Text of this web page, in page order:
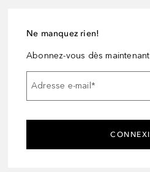
Ne manquez rien!
Abonnez-vous dès
Adresse e-mail*